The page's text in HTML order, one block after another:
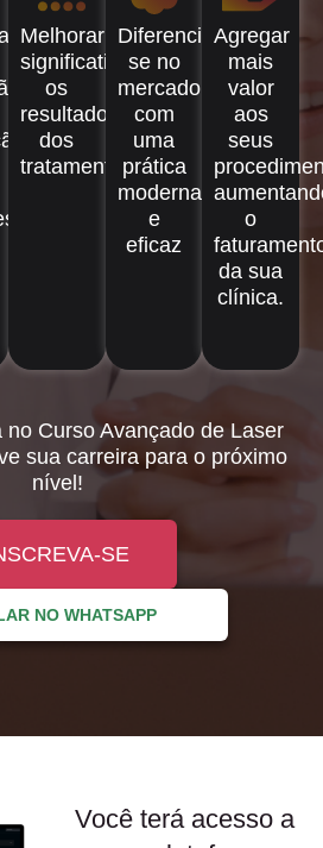
Melhorar
significativamente
os
resultados
dos
tratamentos
Diferenciar-
se no
mercado
com
uma
prática
moderna
e
eficaz
Agregar
mais
valor
aos
seus
o
da sua
clínica.
no Curso Avançado de Laser
sua carreira para o próximo
nível!
SE
NO WHATSAPP
Você terá acesso a